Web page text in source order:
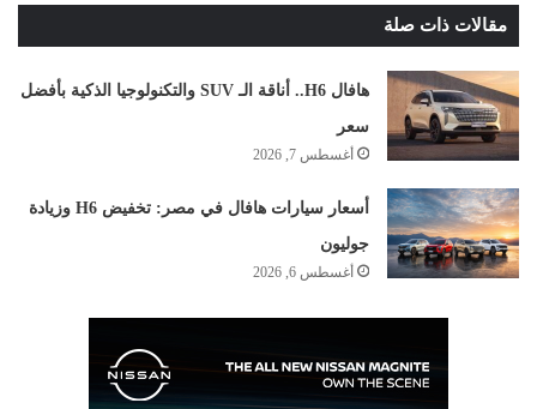
مقالات ذات صلة
هافال H6.. أناقة الـ SUV والتكنولوجيا الذكية بأفضل
سعر
أغسطس 7, 2026
أسعار سيارات هافال في مصر: تخفيض H6 وزيادة
جوليون
أغسطس 6, 2026